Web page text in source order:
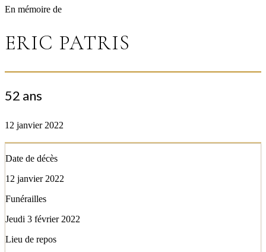
En mémoire de
ERIC PATRIS
52 ans
12 janvier 2022
Date de décès
12 janvier 2022
Funérailles
Jeudi 3 février 2022
Lieu de repos